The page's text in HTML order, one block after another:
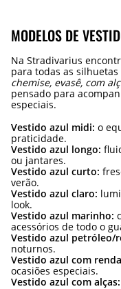
MODELOS DE
Na Stradivarius
para todas as silhuetas
chemise, evasê, com
pensado para
especiais.
Vestido azul midi: o
praticidade.
Vestido azul longo:
ou jantares.
Vestido azul curto:
verão.
Vestido azul claro:
look.
Vestido azul marinho:
acessórios de todo o
Vestido azul petróleo/
noturnos.
Vestido azul com
ocasiões especiais.
Vestido azul com alças: